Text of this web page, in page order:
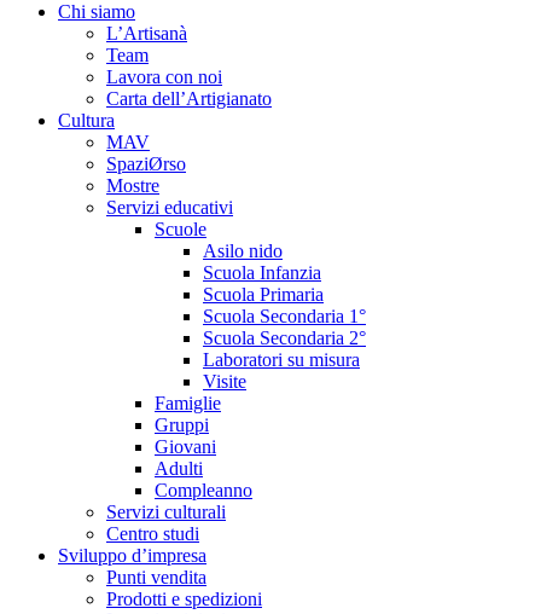
Chi siamo
L’Artisanà
Team
Lavora con noi
Carta dell’Artigianato
Cultura
MAV
SpaziØrso
Mostre
Servizi educativi
Scuole
Asilo nido
Scuola Infanzia
Scuola Primaria
Scuola Secondaria 1°
Scuola Secondaria 2°
Laboratori su misura
Visite
Famiglie
Gruppi
Giovani
Adulti
Compleanno
Servizi culturali
Centro studi
Sviluppo d’impresa
Punti vendita
Prodotti e spedizioni